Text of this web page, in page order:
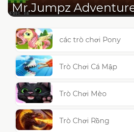
Mr.Jumpz
các trò chơi Pony
Trò Chơi Cá Mập
Trò Chơi Mèo
Trò Chơi Rồng